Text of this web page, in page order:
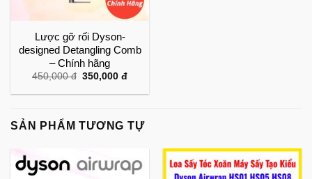
Lược gỡ rối Dyson-
designed Detangling Comb
– Chính hãng
450,000đ Giá
là:
350,000đGiá
tại
SẢN PHẨM TƯƠNG TỰ